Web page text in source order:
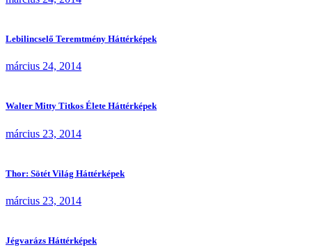
Lebilincselő Teremtmény Háttérképek
március 24, 2014
Walter Mitty Titkos Élete Háttérképek
március 23, 2014
Thor: Sötét Világ Háttérképek
március 23, 2014
Jégvarázs Háttérképek